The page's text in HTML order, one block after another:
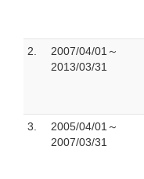
2.
2007/04/01～
2013/03/31
3.
2005/04/01～
2007/03/31